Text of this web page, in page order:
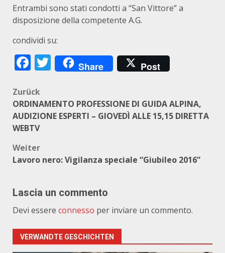
Entrambi sono stati condotti a “San Vittore” a
disposizione della competente A.G.
condividi su:
Facebook
Twitter
Share Post
Beitragsnavigation
Zurück
ORDINAMENTO PROFESSIONE DI GUIDA ALPINA,
AUDIZIONE ESPERTI – GIOVEDÌ ALLE 15,15 DIRETTA
WEBTV
Weiter
Lavoro nero: Vigilanza speciale “Giubileo 2016”
Lascia un commento
Devi essere connesso per inviare un commento.
VERWANDTE GESCHICHTEN